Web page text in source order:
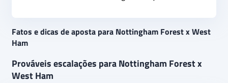
Fatos e dicas de aposta para Nottingham Forest x West
Ham
Prováveis escalações para Nottingham Forest x
West Ham